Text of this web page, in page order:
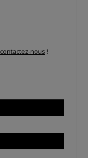
contactez-nous !